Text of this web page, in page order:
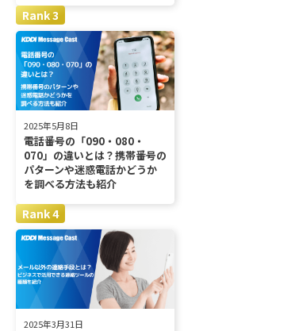
2025年5月8日
電話番号の「090・080・
070」の違いとは？携帯番号の
パターンや迷惑電話かどうか
を調べる方法も紹介
2025年3月31日